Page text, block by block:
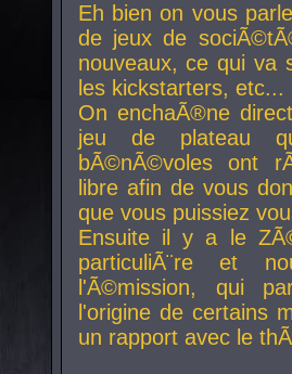
Eh bien on vous
de jeux de
nouveaux, ce qui va
les kickstarters, etc...
On enchaÃ®ne
jeu de plateau
bÃ©nÃ©voles ont
libre afin de vous
que vous puissiez
Ensuite il y a le
particuliÃ¨re et
l'Ã©mission, qui
l'origine de certains
un rapport avec le